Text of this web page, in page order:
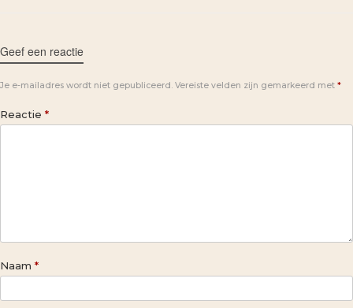
Geef een reactie
Je e-mailadres wordt niet gepubliceerd. Vereiste velden zijn gemarkeerd met *
Reactie *
Naam *